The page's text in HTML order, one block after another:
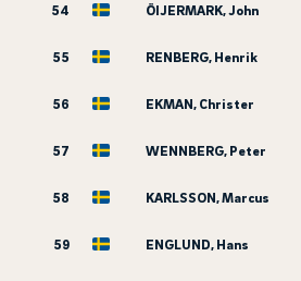
54 ÖIJERMARK, John
55 RENBERG, Henrik
56 EKMAN, Christer
57 WENNBERG, Peter
58 KARLSSON, Marcus
59 ENGLUND, Hans